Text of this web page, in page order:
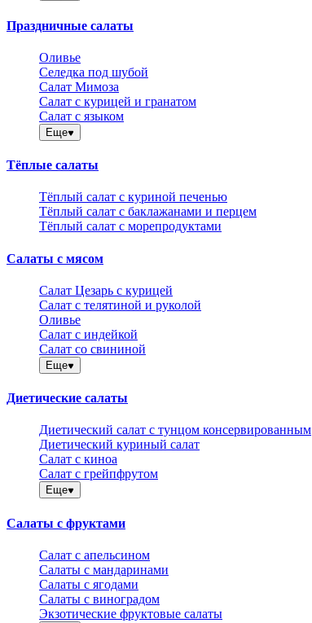
Праздничные салаты
Оливье
Селедка под шубой
Салат Мимоза
Салат с курицей и гранатом
Салат с языком
Еще
Тёплые салаты
Тёплый салат с куриной печенью
Тёплый салат с баклажанами и перцем
Тёплый салат с морепродуктами
Салаты с мясом
Салат Цезарь с курицей
Салат с телятиной и руколой
Оливье
Салат с индейкой
Салат со свининой
Еще
Диетические салаты
Диетический салат с тунцом консервированным
Диетический куриный салат
Салат с киноа
Салат с грейпфрутом
Еще
Салаты с фруктами
Салат с апельсином
Салаты с мандаринами
Салаты с ягодами
Салаты с виноградом
Экзотические фруктовые салаты